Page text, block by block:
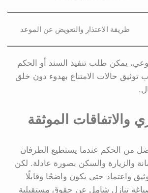
طريقة الاعتذار والتعويض عن الموعد
يمكن طلب تنفيذ السند أو الحكم
توثيق حالات الامتناع بهدوء دون خلق
والاتفاقات الموثقة
من الحكم عندما يستطيع الطرفان
والزيارة والسكن بصورة عادلة. لكن
واعتماد حتى يكون واضحًا وقابلًا
تنازل شامل عن حقوق مستقبلية